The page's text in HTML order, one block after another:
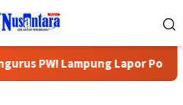
Lampung Lapor Polisi,